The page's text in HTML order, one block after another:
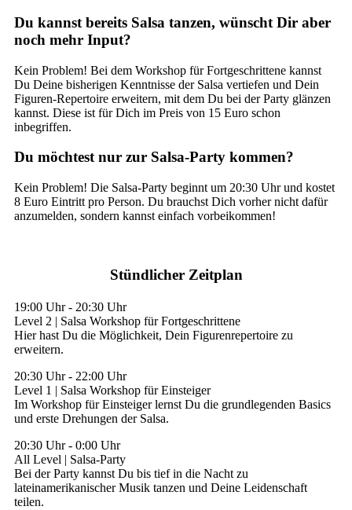
Du kannst bereits Salsa tanzen, wünscht Dir aber
noch mehr Input?
Kein Problem! Bei dem Workshop für Fortgeschrittene kannst
Du Deine bisherigen Kenntnisse der Salsa vertiefen und Dein
Figuren-Repertoire erweitern, mit dem Du bei der Party glänzen
kannst. Diese ist für Dich im Preis von 15 Euro schon
inbegriffen.
Du möchtest nur zur Salsa-Party kommen?
Kein Problem! Die Salsa-Party beginnt um 20:30 Uhr und kostet
8 Euro Eintritt pro Person. Du brauchst Dich vorher nicht dafür
anzumelden, sondern kannst einfach vorbeikommen!
Stündlicher Zeitplan
19:00 Uhr- 20:30 Uhr
Level 2 | Salsa Workshop für Fortgeschrittene
Hier hast Du die Möglichkeit, Dein Figurenrepertoire zu
erweitern.
20:30 Uhr- 22:00 Uhr
Level 1 | Salsa Workshop für Einsteiger
Im Workshop für Einsteiger lernst Du die grundlegenden Basics
und erste Drehungen der Salsa.
20:30 Uhr- 0:00 Uhr
All Level | Salsa-Party
Bei der Party kannst Du bis tief in die Nacht zu
lateinamerikanischer Musik tanzen und Deine Leidenschaft
teilen.